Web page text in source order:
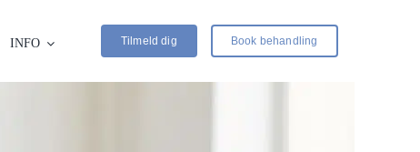
INFO Tilmeld dig Book behandling